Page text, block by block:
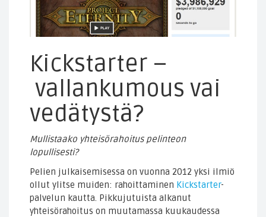
Kickstarter –
vallankumous vai
vedätystä?
Mullistaako yhteisörahoitus pelinteon
lopullisesti?
Pelien julkaisemisessa on vuonna 2012 yksi ilmiö
ollut ylitse muiden: rahoittaminen Kickstarter-
palvelun kautta. Pikkujutuista alkanut
yhteisörahoitus on muutamassa kuukaudessa